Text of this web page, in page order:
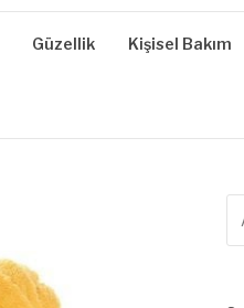
Güzellik Kişisel Bakım